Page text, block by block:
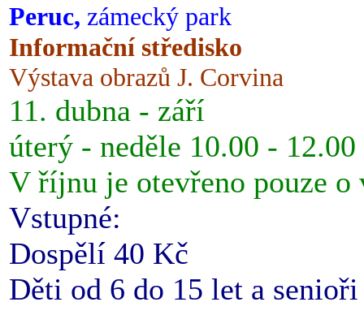
Peruc, zámecký park
Informační středisko
Výstava obrazů J. Corvina
11. dubna - září
úterý - neděle 10.00 -
V říjnu je otevřeno pouze o
Vstupné:
Dospělí 40 Kč
Děti od 6 do 15 let a